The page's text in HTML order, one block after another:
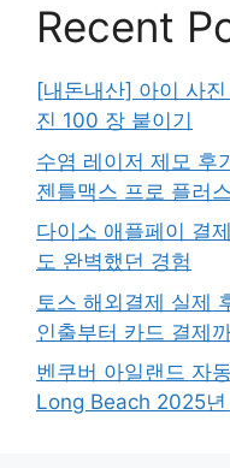
Recent
[내돈내산] 아이 사
진 100 장 붙이기
수염 레이저 제모 후
젠틀맥스 프로 플러
다이소 애플페이 결
도 완벽했던 경험
토스 해외결제 실제
인출부터 카드 결제
벤쿠버 아일랜드 자
Long Beach 2025년